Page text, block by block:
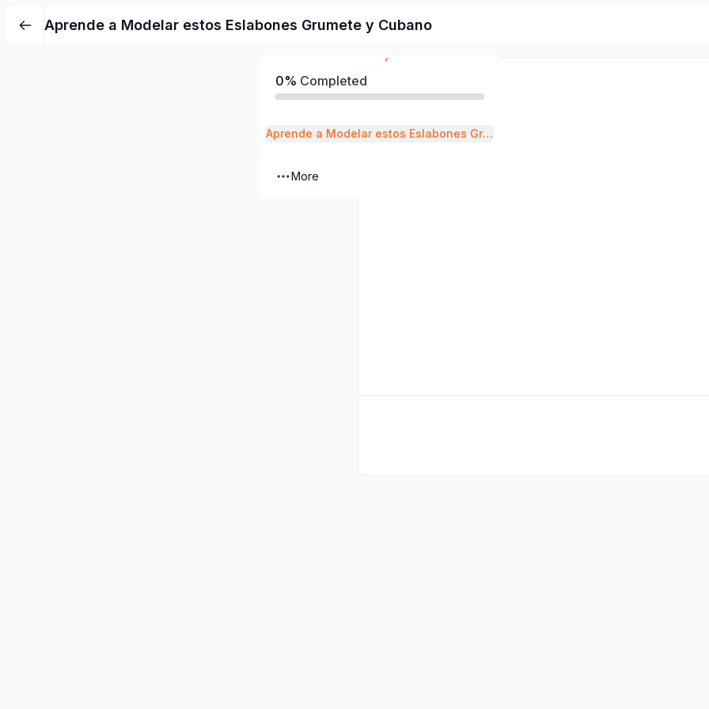
Aprende a Modelar estos Eslabones Grumete y Cubano
0% Completed
Aprende a Modelar estos Eslabones Grumete y Cubano de Manera Sencilla y Practica
More